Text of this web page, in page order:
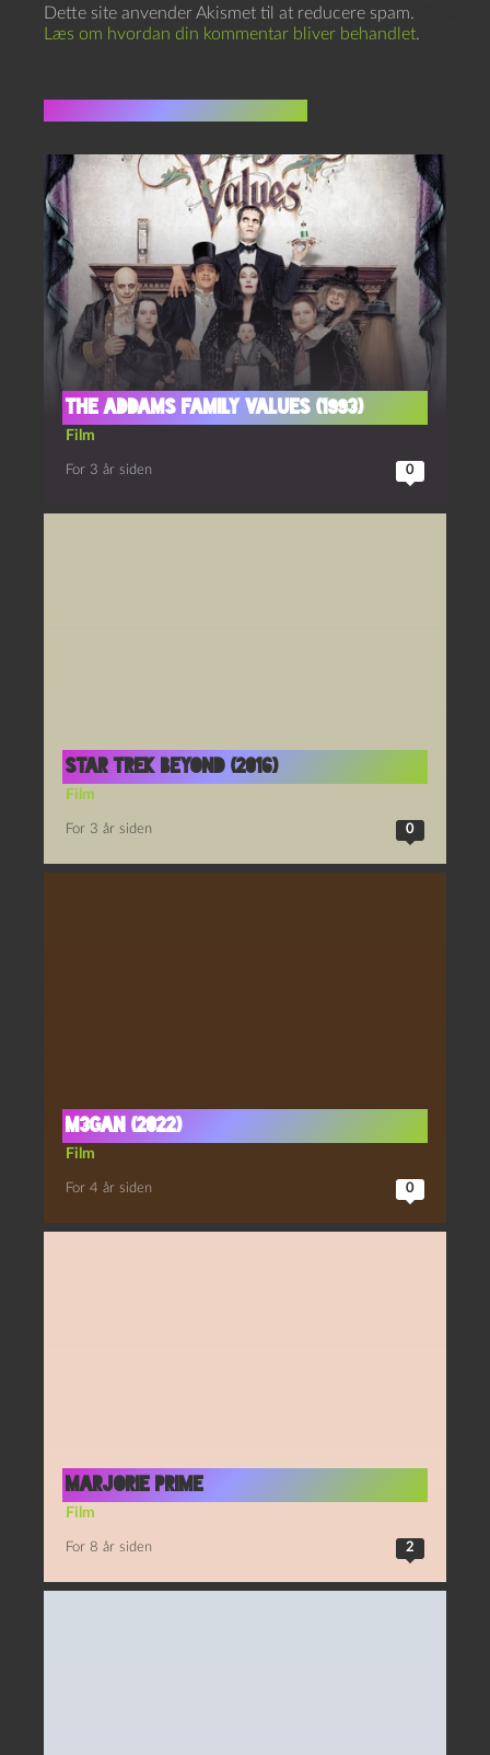
Dette site anvender Akismet til at reducere spam.
Læs om hvordan din kommentar bliver behandlet.
The Addams family values (1993)
Film
For 3 år siden 0
Star Trek beyond (2016)
Film
For 3 år siden 0
M3gan (2022)
Film
For 4 år siden 0
Marjorie Prime
Film
For 8 år siden 2